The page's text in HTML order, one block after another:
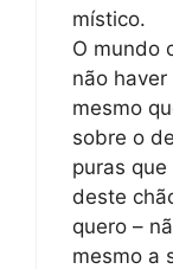
místico.
O mundo
não
mesmo
sobre o
puras
deste
quero –
mesmo a